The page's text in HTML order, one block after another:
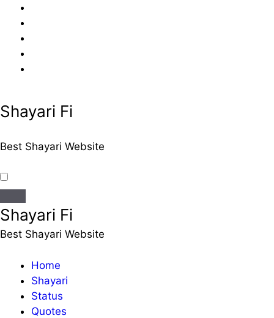
content
Shayari Fi
Best Shayari Website
Shayari Fi
Best Shayari Website
Home
Shayari
Status
Quotes